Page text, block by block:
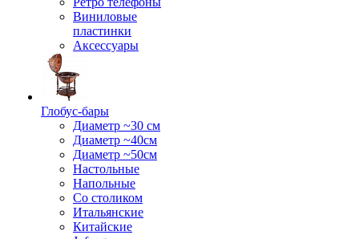
Виниловые
пластинки
Аксессуары
Глобус-бары
Диаметр ~30 см
Диаметр ~40см
Диаметр ~50см
Настольные
Напольные
Со столиком
Итальянские
Китайские